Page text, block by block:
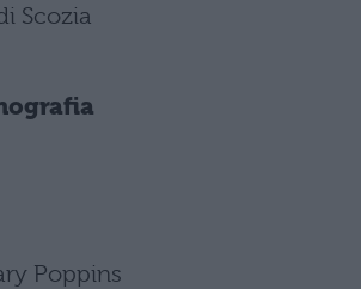
Scozia
Poppins